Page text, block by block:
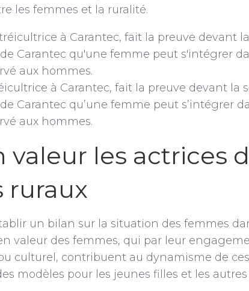
les femmes et la ruralité.
à Carantec, fait la preuve devant la
Carantec qu’une femme peut s’intégrer
aux hommes.
valeur les actrices
ruraux
un bilan sur la situation des femmes
valeur des femmes, qui par leur
culturel, contribuent au dynamisme de
modèles pour les jeunes filles et les autres